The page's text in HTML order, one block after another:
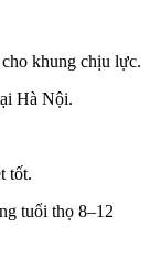
khung chịu lực.
Hà Nội.
tốt.
tuổi thọ 8–12